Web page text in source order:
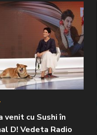
venit cu Sushi în
D! Vedeta Radio